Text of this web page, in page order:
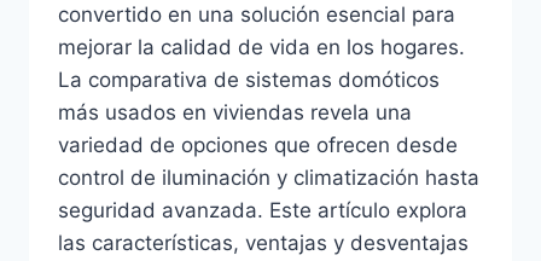
convertido en una solución esencial para
mejorar la calidad de vida en los hogares.
La comparativa de sistemas domóticos
más usados en viviendas revela una
variedad de opciones que ofrecen desde
control de iluminación y climatización hasta
seguridad avanzada. Este artículo explora
las características, ventajas y desventajas